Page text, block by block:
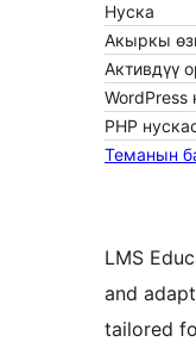
Нуска
Акыркы
Активдүү
WordPress
PHP
Теманын
LMS
and
tailored